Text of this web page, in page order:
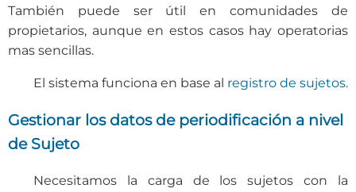
También puede ser útil en comunidades de
propietarios, aunque en estos casos hay operatorias
mas sencillas.
El sistema funciona en base al registro de sujetos.
Gestionar los datos de periodificación a nivel
de Sujeto
Necesitamos la carga de los sujetos con la